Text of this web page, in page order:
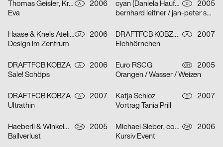
Thomas Geisler, Kramar, Christof Nardin A
2006
Eva
cyan (Daniela Haufe + Detlef Fiedler) D
2005
bernhard leitner / jan-peter sonntag
Haase & Knels Atelier für Gestaltung D
2006
Design im Zentrum
DRAFTFCB KOBZA, Andreas Furtner A
2007
Eichhörnchen
DRAFTFCB KOBZA A
2006
Sale! Schöps
Euro RSCG CH
2005
Orangen / Wasser / Weizen
DRAFTFCB KOBZA A
2007
Ultrathin
Katja Schloz D
2007
Vortrag Tania Prill
Haeberli & Winkelmann CH
2005
Ballverlust
Michael Sieber, cosmic.ch/dbmb CH
2006
Kursiv Event